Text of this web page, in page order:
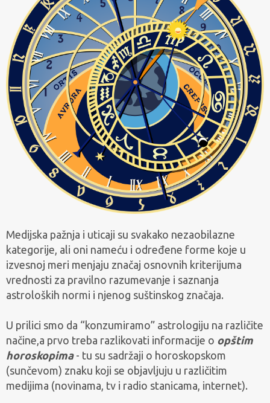
Medijska pažnja i uticaji su svakako nezaobilazne
kategorije, ali oni nameću i određene forme koje u
izvesnoj meri menjaju značaj osnovnih kriterijuma
vrednosti za pravilno razumevanje i saznanja
astroloških normi i njenog suštinskog značaja.
U prilici smo da “konzumiramo” astrologiju na različite
načine,a prvo treba razlikovati informacije o opštim
horoskopima - tu su sadržaji o horoskopskom
(sunčevom) znaku koji se objavljuju u različitim
medijima (novinama, tv i radio stanicama, internet).